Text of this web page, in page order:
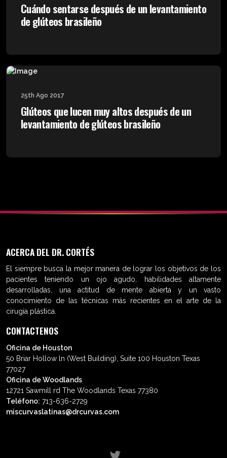
Cuándo sentarse después de un levantamiento
de glúteos brasileño
25th Ago 2017
Glúteos que lucen muy altos después de un
levantamiento de glúteos brasileño
ACERCA DEL DR. CORTÉS
El siempre busca la mejor manera de lograr los objetivos de los
pacientes teniendo un ojo agudo, habilidades altamente
desarrolladas, una actitud de mente abierta y un vasto
conocimiento de las técnicas más recientes en el arte de la
cirugía plástica.
CONTACTENOS
Oficina de Houston
50 Briar Hollow ln (West Building), Suite 100 Houston Texas
77027
Oficina de Woodlands
12721 Sawmill rd The Woodlands Texas 77380
Teléfono: 713-636-2729
miscurvaslatinas@drcurvas.com